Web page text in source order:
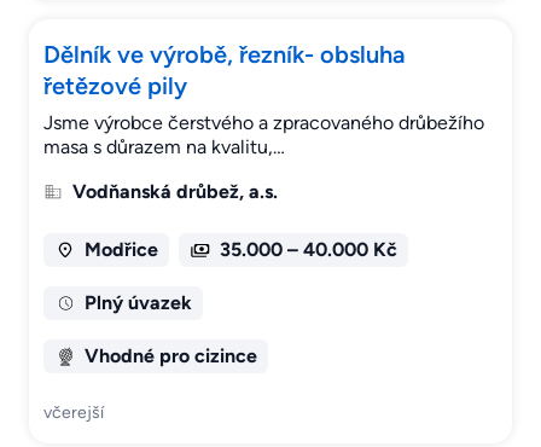
Dělník ve výrobě, řezník- obsluha
řetězové pily
Jsme výrobce čerstvého a zpracovaného drůbežího
masa s důrazem na kvalitu,…
Vodňanská drůbež, a.s.
Modřice 35.000 – 40.000 Kč
Plný úvazek
Vhodné pro cizince
včerejší